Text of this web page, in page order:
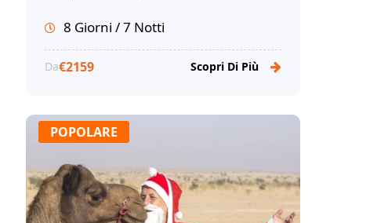
ora e create ricordi indimenticabili!
8 Giorni / 7 Notti
Da€2159 Scopri Di Più
POPOLARE